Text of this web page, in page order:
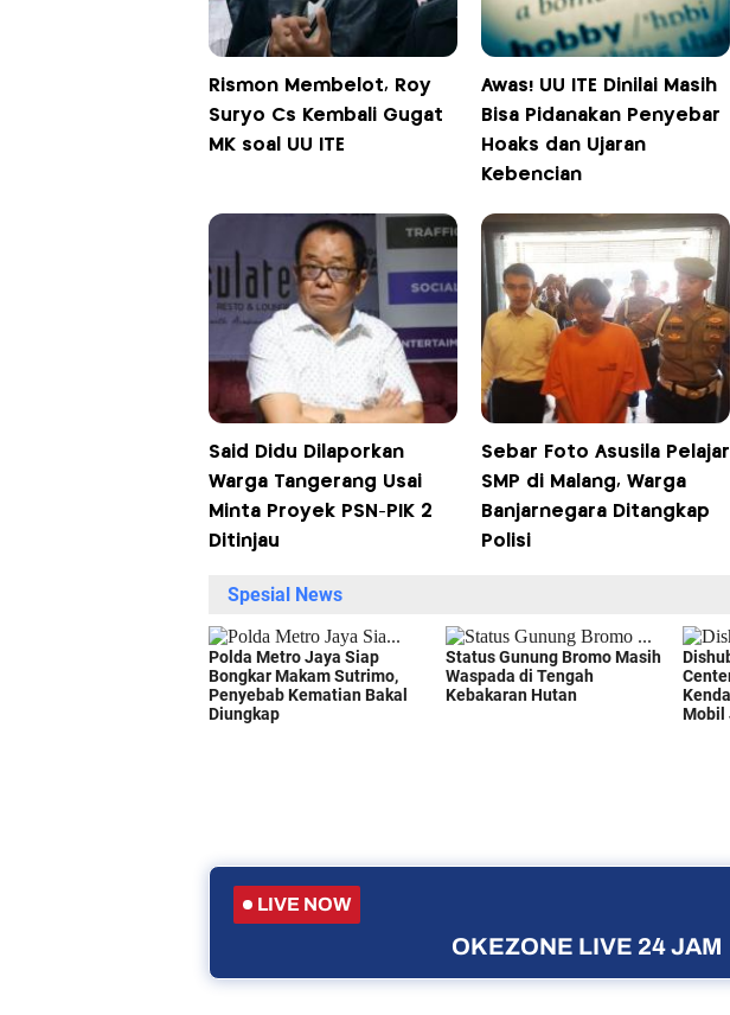
Rismon Membelot, Roy
Suryo Cs Kembali Gugat
MK soal UU ITE
Awas! UU ITE Dinilai Masih
Bisa Pidanakan Penyebar
Hoaks dan Ujaran
Kebencian
Said Didu Dilaporkan
Warga Tangerang Usai
Minta Proyek PSN-PIK 2
Ditinjau
Sebar Foto Asusila Pelajar
SMP di Malang, Warga
Banjarnegara Ditangkap
Polisi
LIVE NOW
OKEZONE LIVE 24 JAM